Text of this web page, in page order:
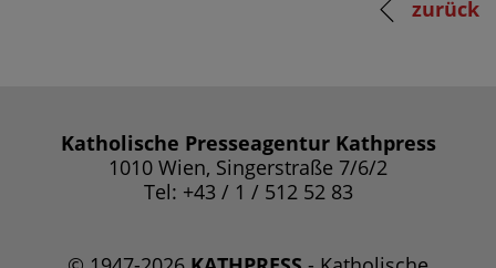
zurück
Katholische Presseagentur Kathpress
1010 Wien, Singerstraße 7/6/2
Tel: +43 / 1 / 512 52 83